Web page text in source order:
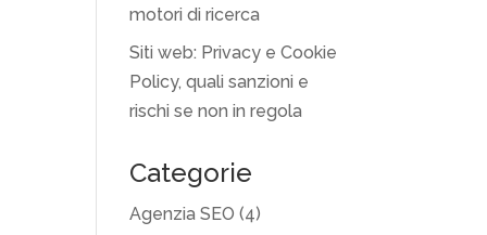
motori di ricerca
Siti web: Privacy e Cookie
Policy, quali sanzioni e
rischi se non in regola
Categorie
Agenzia SEO (4)